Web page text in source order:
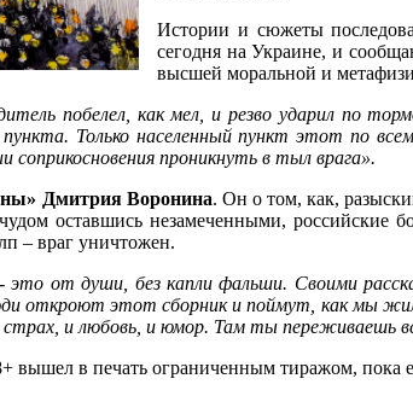
Истории и сюжеты
сегодня на Украине, и
высшей моральной и
побелел, как мел, и резво ударил по
пункта. Только населенный пункт этот по
соприкосновения проникнуть в тыл врага».
Дмитрия Воронина. Он о том, как,
оставшись незамеченными, российские
– враг уничтожен.
от души, без капли фальши. Своими
откроют этот сборник и поймут, как мы
и любовь, и юмор. Там ты переживаешь
вышел в печать ограниченным тиражом,